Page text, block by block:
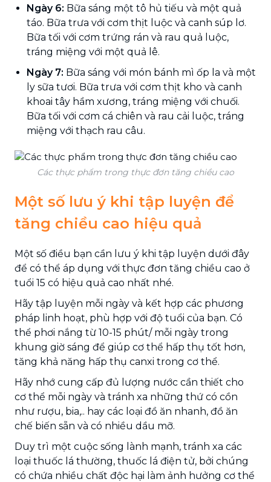
Ngày 6: Bữa sáng một tô hủ tiếu và một quả
táo. Bữa trưa với cơm thịt luộc và canh súp lơ.
Bữa tối với cơm trứng rán và rau quả luộc,
tráng miệng với một quả lê.
Ngày 7: Bữa sáng với món bánh mì ốp la và một
ly sữa tươi. Bữa trưa với cơm thịt kho và canh
khoai tây hầm xương, tráng miệng với chuối.
Bữa tối với cơm cá chiên và rau cải luộc, tráng
miệng với thạch rau câu.
Các thực phẩm trong thực đơn tăng chiều cao
Một số lưu ý khi tập luyện để
tăng chiều cao hiệu quả
Một số điều bạn cần lưu ý khi tập luyện dưới đây
để có thể áp dụng với thực đơn tăng chiều cao ở
tuổi 15 có hiệu quả cao nhất nhé.
Hãy tập luyện mỗi ngày và kết hợp các phương
pháp linh hoạt, phù hợp với độ tuổi của bạn. Có
thể phơi nắng từ 10-15 phút/ mỗi ngày trong
khung giờ sáng để giúp cơ thể hấp thụ tốt hơn,
tăng khả năng hấp thụ canxi trong cơ thể.
Hãy nhớ cung cấp đủ lượng nước cần thiết cho
cơ thể mỗi ngày và tránh xa những thứ có cồn
như rượu, bia,.. hay các loại đồ ăn nhanh, đồ ăn
chế biến sẵn và có nhiều dầu mỡ.
Duy trì một cuộc sống lành mạnh, tránh xa các
loại thuốc lá thường, thuốc lá điện tử, bởi chúng
có chứa nhiều chất độc hại làm ảnh hưởng cơ thể